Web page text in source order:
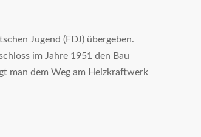
Jugend (FDJ) übergeben.
im Jahre 1951 den Bau
man dem Weg am Heizkraftwerk